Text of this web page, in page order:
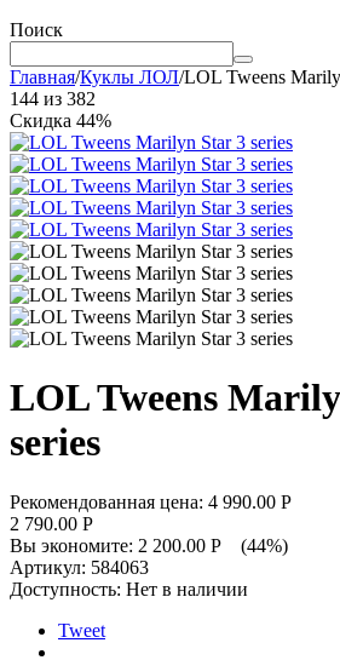
Поиск
Главная/Куклы ЛОЛ/LOL Tweens
144 из 382
Скидка 44%
LOL Tweens
series
Рекомендованная цена: 4 990.00 Р
2 790.00 Р
Вы экономите: 2 200.00 Р (44%)
Артикул: 584063
Доступность: Нет в наличии
Tweet